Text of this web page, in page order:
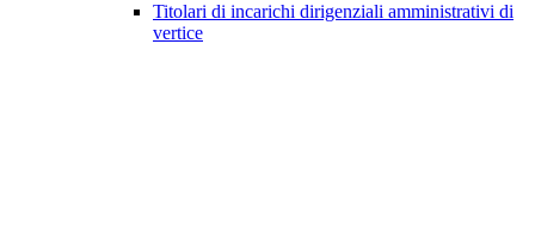
Titolari di incarichi dirigenziali amministrativi di
vertice